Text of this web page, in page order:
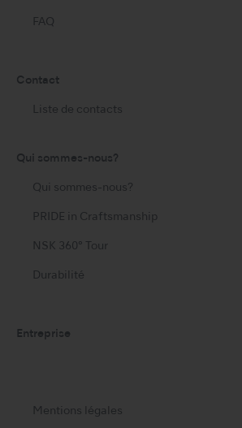
FAQ
Contact
Liste de contacts
Qui sommes-nous?
Qui sommes-nous?
PRIDE in Craftsmanship
NSK 360° Tour
Durabilité
Entreprise
Mentions légales